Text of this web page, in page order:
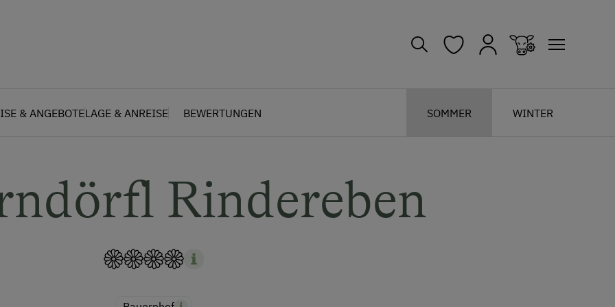
& ANGEBOTELAGE & ANREISE BEWERTUNGEN SOMMER WINTER
Rindereben